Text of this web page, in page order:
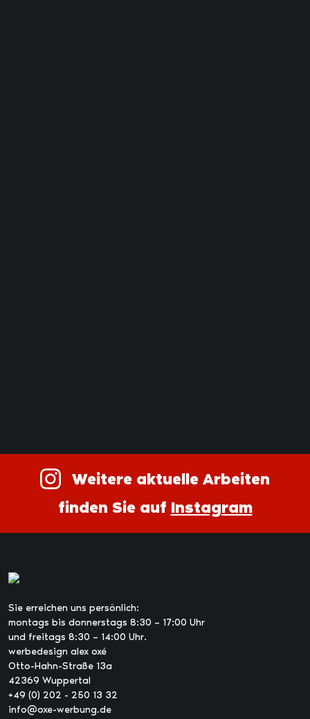
Weitere aktuelle Arbeiten
finden Sie auf Instagram
Sie erreichen uns persönlich:
montags bis donnerstags 8:30 – 17:00 Uhr
und freitags 8:30 – 14:00 Uhr.
werbedesign alex oxé
Otto-Hahn-Straße 13a
42369 Wuppertal
+49 (0) 202 - 250 13 32
info@oxe-werbung.de